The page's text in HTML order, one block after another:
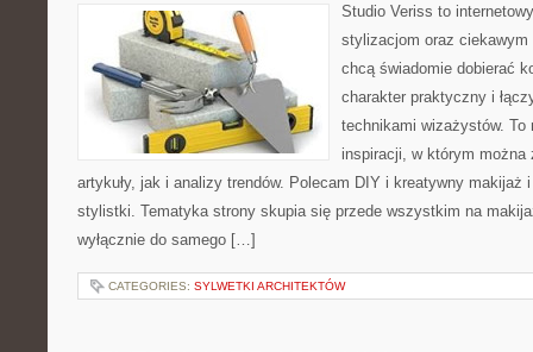
Studio Veriss to
stylizacjom oraz ciekawym
chcą świadomie dobierać
charakter praktyczny i
technikami wizażystów. To
inspiracji, w którym
artykuły, jak i analizy trendów. Polecam DIY i kreatywny makijaż
stylistki. Tematyka strony skupia się przede wszystkim na
wyłącznie do samego […]
CATEGORIES: SYLWETKI ARCHITEKTÓW